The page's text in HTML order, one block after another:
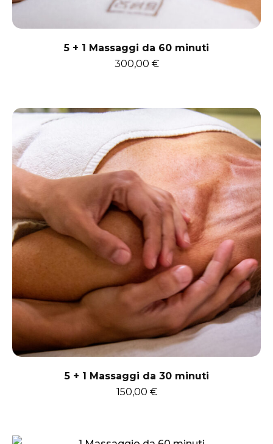
5 + 1 Massaggi da 60 minuti
300,00 €
5 + 1 Massaggi da 30 minuti
150,00 €